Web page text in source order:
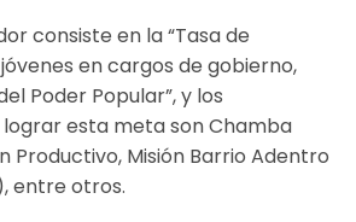
en la “Tasa de
en cargos de gobierno,
Poder Popular”, y los
esta meta son Chamba
Productivo, Misión Barrio Adentro
entre otros.